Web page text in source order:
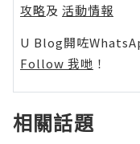
攻略及 活動情報
U Blog開咗
Follow 我哋 ！
相關話題